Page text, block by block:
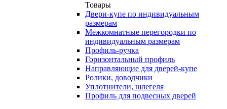
Товары
Двери-купе по индивидуальным
размерам
Межкомнатные перегородки по
индивидуальным размерам
Профиль-ручка
Горизонтальный профиль
Направляющие для дверей-купе
Ролики, доводчики
Уплотнители, шлегеля
Профиль для подвесных дверей